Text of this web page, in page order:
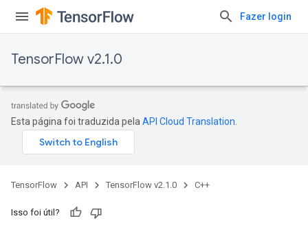
Fazer login
TensorFlow v2.1.0
Esta página foi traduzida pela API Cloud Translation
TensorFlow API TensorFlow v2.1.0 C++
Isso foi útil?